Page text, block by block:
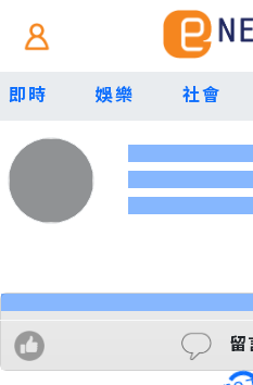
即時 娛樂 社會
留